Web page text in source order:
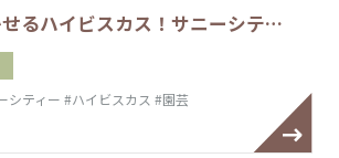
るハイビスカス！サニーシテ…
シティー #ハイビスカス #園芸